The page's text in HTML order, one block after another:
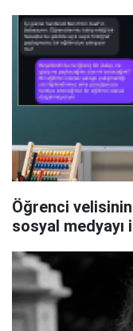
Öğrenci
sosyal medyayı